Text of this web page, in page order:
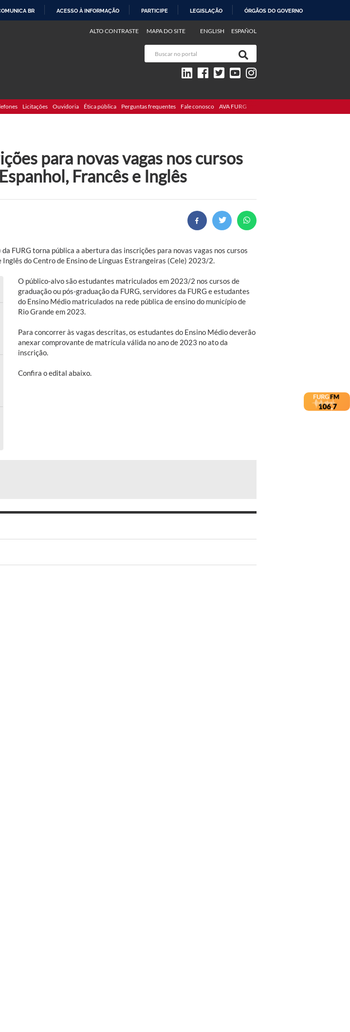
BR ACESSO À INFORMAÇÃO PARTICIPE LEGISLAÇÃO ÓRGÃOS DO GOVERNO
ENGLISH ESPAÑOL
ALTO CONTRASTE MAPA DO SITE
Licitações Ouvidoria Ética pública Perguntas frequentes Fale conosco AVA FURG
para novas vagas nos cursos
Francês e Inglês
FURG torna pública a abertura das inscrições para novas vagas nos cursos
Inglês do Centro de Ensino de Línguas Estrangeiras (Cele) 2023/2.
O público-alvo são estudantes matriculados em 2023/2 nos cursos de
graduação ou pós-graduação da FURG, servidores da FURG e estudantes
do Ensino Médio matriculados na rede pública de ensino do município de
Rio Grande em 2023.
Para concorrer às vagas descritas, os estudantes do Ensino Médio deverão
anexar comprovante de matrícula válida no ano de 2023 no ato da
inscrição.
Confira o edital abaixo.